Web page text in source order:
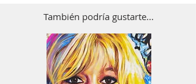
También podría gustarte...